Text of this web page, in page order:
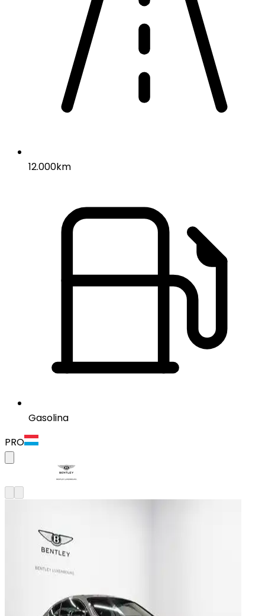
12.000km
Gasolina
PRO